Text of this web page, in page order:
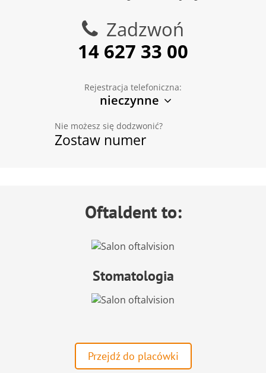
Zadzwoń
14 627 33 00
Rejestracja telefoniczna:
nieczynne
Nie możesz się dodzwonić?
Zostaw numer
Oftaldent to:
Stomatologia
Przejdź do placówki